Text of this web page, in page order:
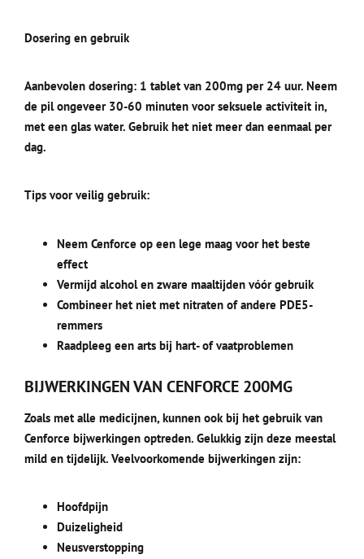
Dosering en gebruik
Aanbevolen dosering: 1 tablet van 200mg per 24 uur. Neem
de pil ongeveer 30-60 minuten voor seksuele activiteit in,
met een glas water. Gebruik het niet meer dan eenmaal per
dag.
Tips voor veilig gebruik:
Neem Cenforce op een lege maag voor het beste
effect
Vermijd alcohol en zware maaltijden vóór gebruik
Combineer het niet met nitraten of andere PDE5-
remmers
Raadpleeg een arts bij hart- of vaatproblemen
BIJWERKINGEN VAN CENFORCE 200MG
Zoals met alle medicijnen, kunnen ook bij het gebruik van
Cenforce bijwerkingen optreden. Gelukkig zijn deze meestal
mild en tijdelijk. Veelvoorkomende bijwerkingen zijn:
Hoofdpijn
Duizeligheid
Neusverstopping